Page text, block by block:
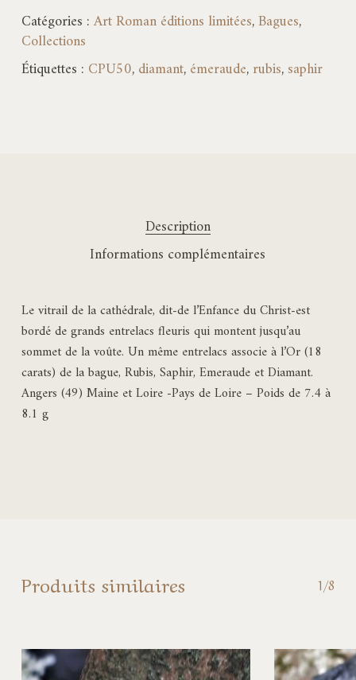
Catégories :Art Roman éditions limitées,Bagues,
Collections
Étiquettes : CPU50,diamant,émeraude,rubis,saphir
Description
Informations complémentaires
Le vitrail de la cathédrale, dit-de l’Enfance du Christ-est
bordé de grands entrelacs fleuris qui montent jusqu’au
sommet de la voûte. Un même entrelacs associe à l’Or (18
carats) de la bague, Rubis, Saphir, Emeraude et Diamant.
Angers (49) Maine et Loire -Pays de Loire – Poids de 7.4 à
8.1 g
Produits similaires 1/8